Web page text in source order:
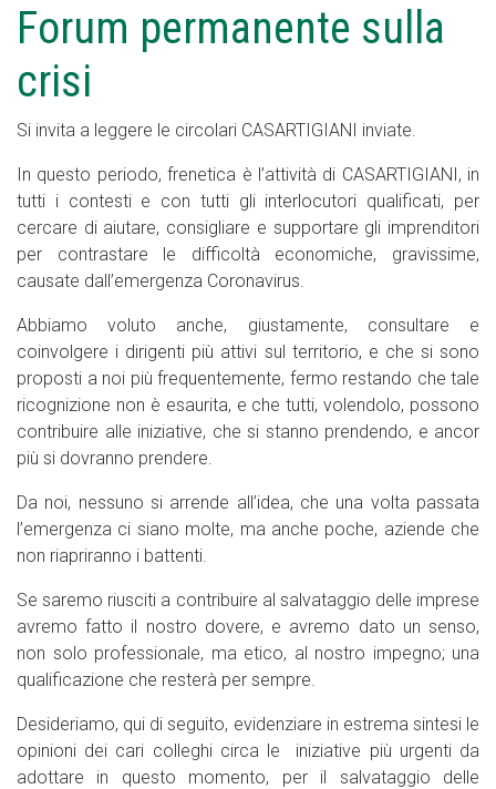
Forum permanente sulla
crisi
Si invita a leggere le circolari CASARTIGIANI inviate.
In questo periodo, frenetica è l’attività di CASARTIGIANI, in
tutti i contesti e con tutti gli interlocutori qualificati, per
cercare di aiutare, consigliare e supportare gli imprenditori
per contrastare le difficoltà economiche, gravissime,
causate dall’emergenza Coronavirus.
Abbiamo voluto anche, giustamente, consultare e
coinvolgere i dirigenti più attivi sul territorio, e che si sono
proposti a noi più frequentemente, fermo restando che tale
ricognizione non è esaurita, e che tutti, volendolo, possono
contribuire alle iniziative, che si stanno prendendo, e ancor
più si dovranno prendere.
Da noi, nessuno si arrende all’idea, che una volta passata
l’emergenza ci siano molte, ma anche poche, aziende che
non riapriranno i battenti.
Se saremo riusciti a contribuire al salvataggio delle imprese
avremo fatto il nostro dovere, e avremo dato un senso,
non solo professionale, ma etico, al nostro impegno; una
qualificazione che resterà per sempre.
Desideriamo, qui di seguito, evidenziare in estrema sintesi le
opinioni dei cari colleghi circa le
iniziative più urgenti da
adottare in questo momento, per il salvataggio delle